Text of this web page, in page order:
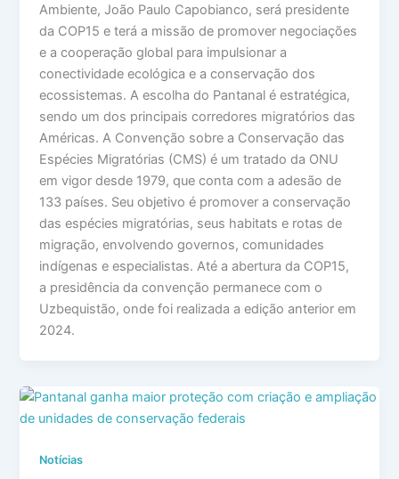
Ambiente, João Paulo Capobianco, será presidente
da COP15 e terá a missão de promover negociações
e a cooperação global para impulsionar a
conectividade ecológica e a conservação dos
ecossistemas. A escolha do Pantanal é estratégica,
sendo um dos principais corredores migratórios das
Américas. A Convenção sobre a Conservação das
Espécies Migratórias (CMS) é um tratado da ONU
em vigor desde 1979, que conta com a adesão de
133 países. Seu objetivo é promover a conservação
das espécies migratórias, seus habitats e rotas de
migração, envolvendo governos, comunidades
indígenas e especialistas. Até a abertura da COP15,
a presidência da convenção permanece com o
Uzbequistão, onde foi realizada a edição anterior em
2024.
Notícias